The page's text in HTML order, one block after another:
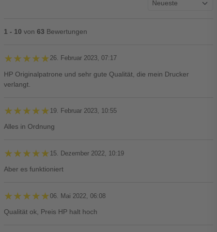
1 - 10 von 63 Bewertungen
★★★★★
★★★★★ 26. Februar 2023, 07:17
HP Originalpatrone und sehr gute Qualität, die mein Drucker
verlangt.
★★★★★
★★★★★ 19. Februar 2023, 10:55
Alles in Ordnung
★★★★★
★★★★★ 15. Dezember 2022, 10:19
Aber es funktioniert
★★★★★
★★★★★06. Mai 2022, 06:08
Qualität ok, Preis HP halt hoch